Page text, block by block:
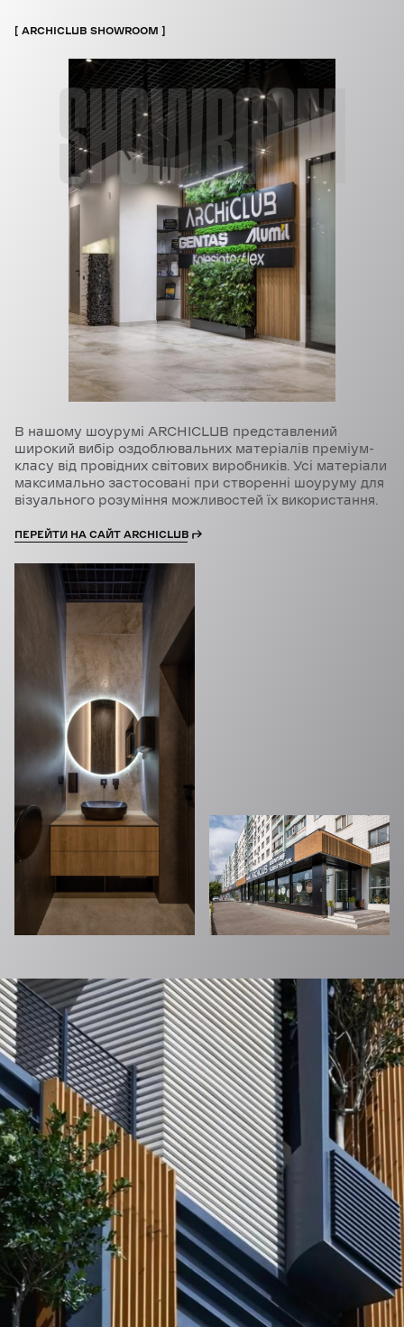
SHOWROOM
ARCHICLUB SHOWROOM
В нашому шоурумі ARCHICLUB представлений
широкий вибір оздоблювальних матеріалів преміум-
класу від провідних світових виробників. Усі матеріали
максимально застосовані при створенні шоуруму для
візуального розуміння можливостей їх використання.
ПЕРЕЙТИ НА САЙТ ARCHICLUB